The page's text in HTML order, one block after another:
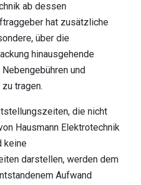
ab dessen
hat zusätzliche
über die
hinausgehende
und
tragen.
die nicht
Hausmann Elektrotechnik
keine
darstellen, werden dem
Aufwand